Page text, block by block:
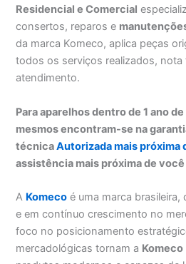
Residencial e Comercial
consertos, reparos e
da marca Komeco, aplica peças
todos os serviços realizados, nota
atendimento.
Para aparelhos dentro de 1 ano
mesmos encontram-se na
técnicaAutorizada mais próxima
assistência mais próxima de
A Komeco é uma marca brasileira,
e em contínuo crescimento no
foco no posicionamento
mercadológicas tornam a Komeco